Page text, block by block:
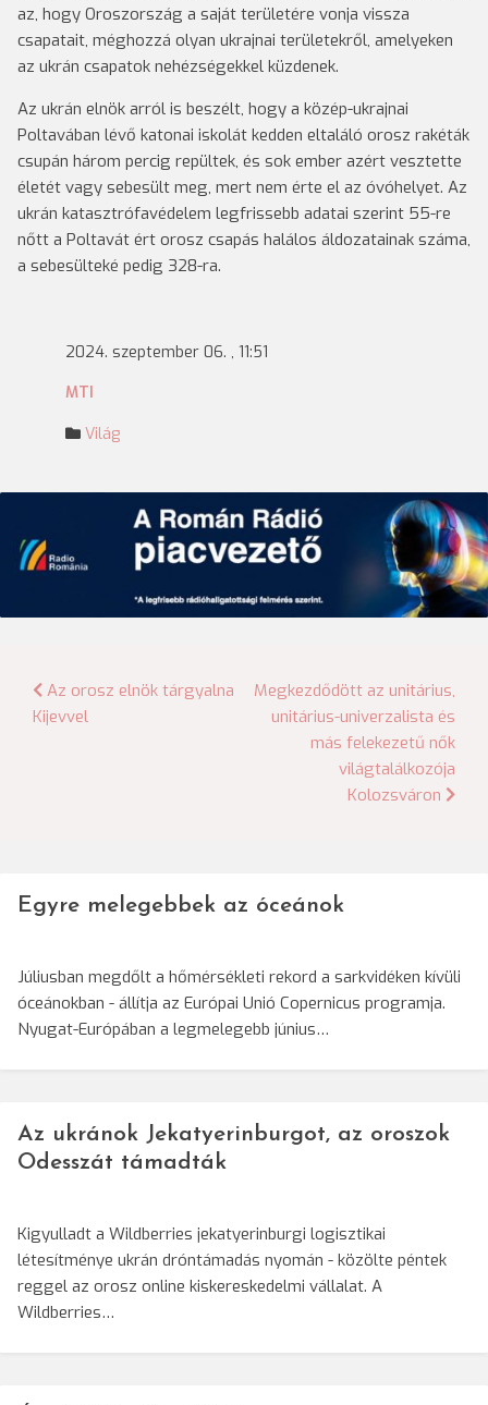
az, hogy Oroszország a saját területére vonja vissza
csapatait, méghozzá olyan ukrajnai területekről, amelyeken
az ukrán csapatok nehézségekkel küzdenek.
Az ukrán elnök arról is beszélt, hogy a közép-ukrajnai
Poltavában lévő katonai iskolát kedden eltaláló orosz rakéták
csupán három percig repültek, és sok ember azért vesztette
életét vagy sebesült meg, mert nem érte el az óvóhelyet. Az
ukrán katasztrófavédelem legfrissebb adatai szerint 55-re
nőtt a Poltavát ért orosz csapás halálos áldozatainak száma,
a sebesülteké pedig 328-ra.
2024. szeptember 06. , 11:51
MTI
Világ
Bejegyzés
navigáció
Az orosz elnök tárgyalna
Kijevvel
Megkezdődött az unitárius,
unitárius-univerzalista és
más felekezetű nők
világtalálkozója
Kolozsváron
Egyre melegebbek az óceánok
Júliusban megdőlt a hőmérsékleti rekord a sarkvidéken kívüli
óceánokban - állítja az Európai Unió Copernicus programja.
Nyugat-Európában a legmelegebb június…
Az ukránok Jekatyerinburgot, az oroszok
Odesszát támadták
Kigyulladt a Wildberries jekatyerinburgi logisztikai
létesítménye ukrán dróntámadás nyomán - közölte péntek
reggel az orosz online kiskereskedelmi vállalat. A
Wildberries…